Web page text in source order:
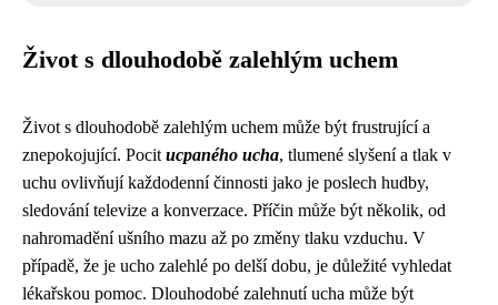
Život s dlouhodobě zalehlým uchem
Život s dlouhodobě zalehlým uchem může být frustrující a
znepokojující. Pocit ucpaného ucha, tlumené slyšení a tlak v
uchu ovlivňují každodenní činnosti jako je poslech hudby,
sledování televize a konverzace. Příčin může být několik, od
nahromadění ušního mazu až po změny tlaku vzduchu. V
případě, že je ucho zalehlé po delší dobu, je důležité vyhledat
lékařskou pomoc. Dlouhodobé zalehnutí ucha může být